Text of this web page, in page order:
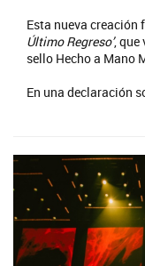
Esta nueva creación
Último Regreso’, que
sello Hecho a Mano
En una declaración